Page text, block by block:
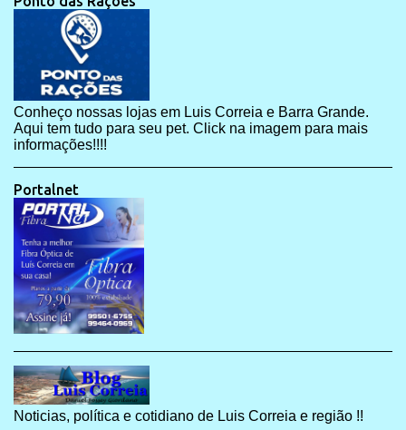
Conheço nossas lojas em Luis Correia e Barra Grande.
Aqui tem tudo para seu pet. Click na imagem para mais
informações!!!!
Portalnet
Noticias, política e cotidiano de Luis Correia e região !!